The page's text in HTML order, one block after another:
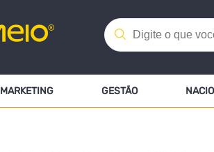
MARKETING GESTÃO